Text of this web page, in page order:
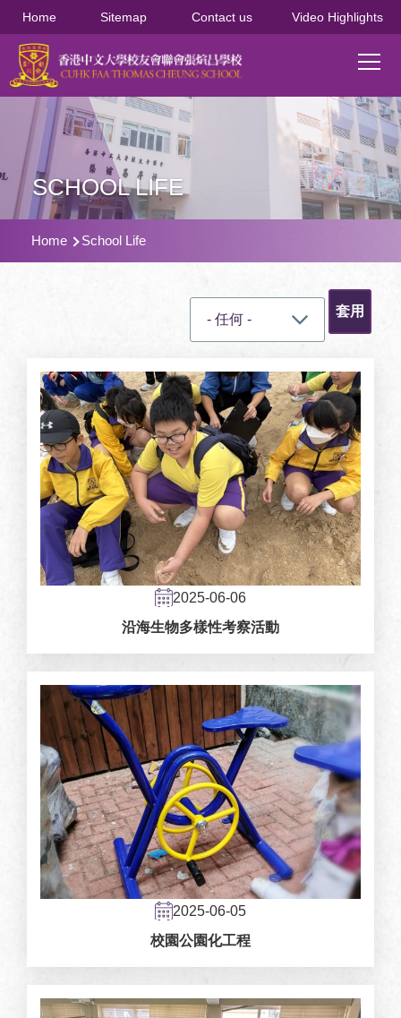
移至主內容
Home Sitemap Contact us Video Highlights
Main
SCHOOL LIFE
導
航
Home School Life
2025-06-06
沿海生物多樣性考察活動
2025-06-05
校園公園化工程